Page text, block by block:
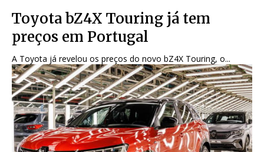
Toyota bZ4X Touring já tem
preços em Portugal
A Toyota já revelou os preços do novo bZ4X Touring, o...